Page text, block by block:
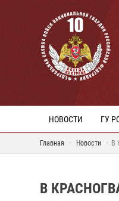
НОВОСТИ ГУ
Главная Новости В
В